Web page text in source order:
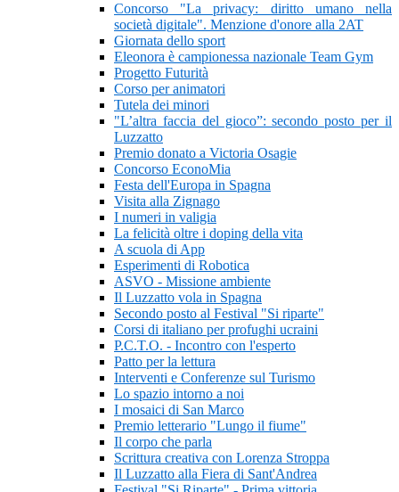
Concorso "La privacy: diritto umano nella
società digitale". Menzione d'onore alla 2AT
Giornata dello sport
Eleonora è campionessa nazionale Team Gym
Progetto Futurità
Corso per animatori
Tutela dei minori
"L’altra faccia del gioco”: secondo posto per il
Luzzatto
Premio donato a Victoria Osagie
Concorso EconoMia
Festa dell'Europa in Spagna
Visita alla Zignago
I numeri in valigia
La felicità oltre i doping della vita
A scuola di App
Esperimenti di Robotica
ASVO - Missione ambiente
Il Luzzatto vola in Spagna
Secondo posto al Festival "Si riparte"
Corsi di italiano per profughi ucraini
P.C.T.O. - Incontro con l'esperto
Patto per la lettura
Interventi e Conferenze sul Turismo
Lo spazio intorno a noi
I mosaici di San Marco
Premio letterario "Lungo il fiume"
Il corpo che parla
Scrittura creativa con Lorenza Stroppa
Il Luzzatto alla Fiera di Sant'Andrea